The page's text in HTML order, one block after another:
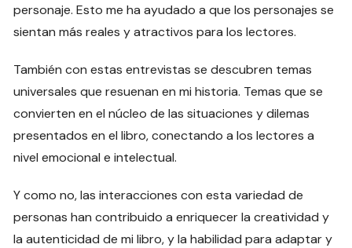
personaje. Esto me ha ayudado a que los personajes se
sientan más reales y atractivos para los lectores.
También con estas entrevistas se descubren temas
universales que resuenan en mi historia. Temas que se
convierten en el núcleo de las situaciones y dilemas
presentados en el libro, conectando a los lectores a
nivel emocional e intelectual.
Y como no, las interacciones con esta variedad de
personas han contribuido a enriquecer la creatividad y
la autenticidad de mi libro, y la habilidad para adaptar y